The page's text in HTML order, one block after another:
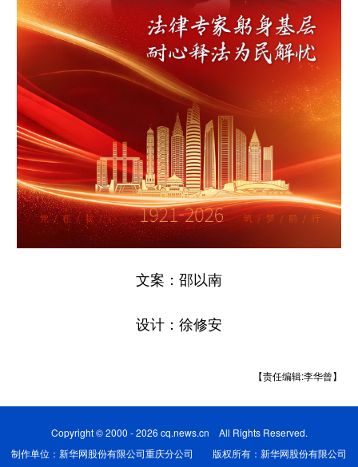
文案：邵以南
设计：徐修安
【责任编辑:李华曾】
Copyright © 2000 - 2026 cq.news.cn All Rights Reserved.
制作单位：新华网股份有限公司重庆分公司 版权所有：新华网股份有限公司